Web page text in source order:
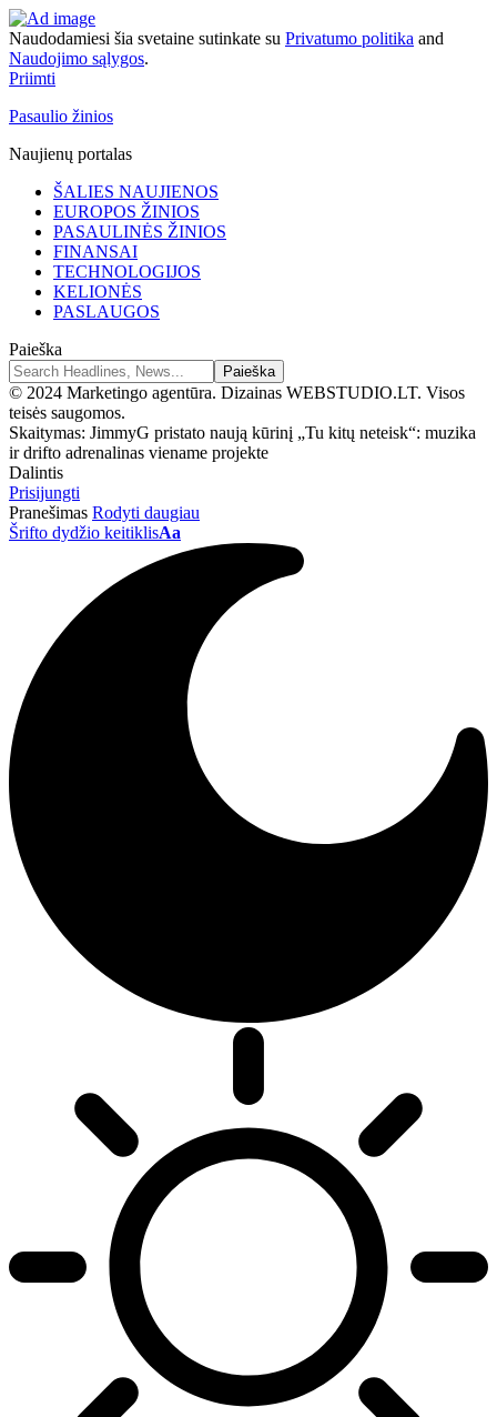
Naudodamiesi šia svetaine sutinkate su Privatumo politika and
Naudojimo sąlygos.
Priimti
Pasaulio žinios
Naujienų portalas
ŠALIES NAUJIENOS
EUROPOS ŽINIOS
PASAULINĖS ŽINIOS
FINANSAI
TECHNOLOGIJOS
KELIONĖS
PASLAUGOS
Paieška
© 2024 Marketingo agentūra. Dizainas WEBSTUDIO.LT. Visos
teisės saugomos.
Skaitymas: JimmyG pristato naują kūrinį „Tu kitų neteisk“: muzika
ir drifto adrenalinas viename projekte
Dalintis
Prisijungti
Pranešimas Rodyti daugiau
Šrifto dydžio keitiklisAa